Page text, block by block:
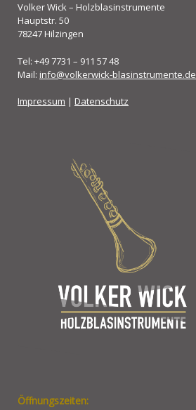
Volker Wick – Holzblasinstrumente
Hauptstr. 50
78247 Hilzingen
Tel: +49 7731 – 911 57 48
Mail: info@volkerwick-blasinstrumente.de
Impressum | Datenschutz
Öffnungszeiten: